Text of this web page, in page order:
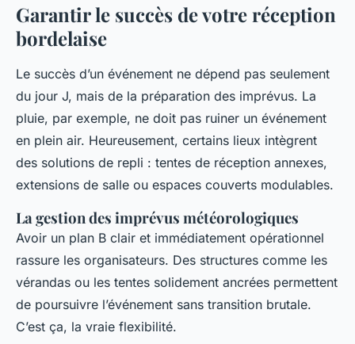
Garantir le succès de votre réception
bordelaise
Le succès d’un événement ne dépend pas seulement
du jour J, mais de la préparation des imprévus. La
pluie, par exemple, ne doit pas ruiner un événement
en plein air. Heureusement, certains lieux intègrent
des solutions de repli : tentes de réception annexes,
extensions de salle ou espaces couverts modulables.
La gestion des imprévus météorologiques
Avoir un plan B clair et immédiatement opérationnel
rassure les organisateurs. Des structures comme les
vérandas ou les tentes solidement ancrées permettent
de poursuivre l’événement sans transition brutale.
C’est ça, la vraie flexibilité.